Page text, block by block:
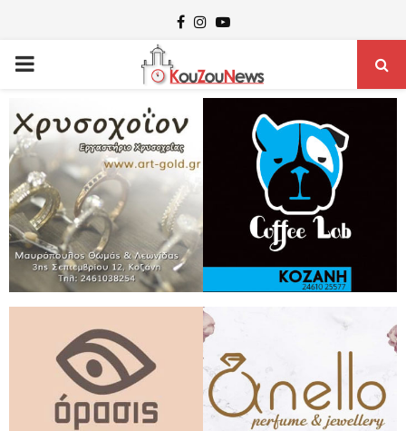
Facebook
Instagram
Youtube
PRIMARY
MENU